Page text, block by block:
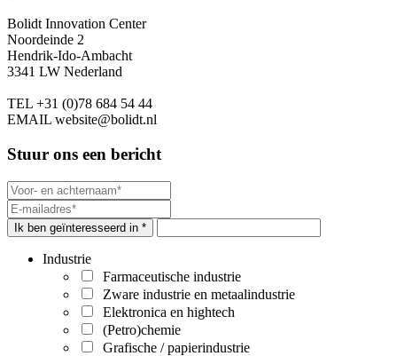
Bolidt Innovation Center
Noordeinde 2
Hendrik-Ido-Ambacht
3341 LW Nederland
TEL +31 (0)78 684 54 44
EMAIL website@bolidt.nl
Stuur ons een bericht
Ik ben geïnteresseerd in *
Industrie
Farmaceutische industrie
Zware industrie en metaalindustrie
Elektronica en hightech
(Petro)chemie
Grafische / papierindustrie